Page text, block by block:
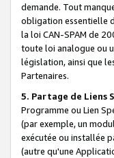
demande. Tout
obligation essentielle
la loi CAN-SPAM de
toute loi analogue ou
législation, ainsi que
Partenaires.
5. Partage de Liens
Programme ou Lien
(par exemple, un
exécutée ou installée
(autre qu'une